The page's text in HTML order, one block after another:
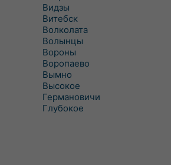
Видзы
Витебск
Волколата
Волынцы
Вороны
Воропаево
Вымно
Высокое
Германовичи
Глубокое